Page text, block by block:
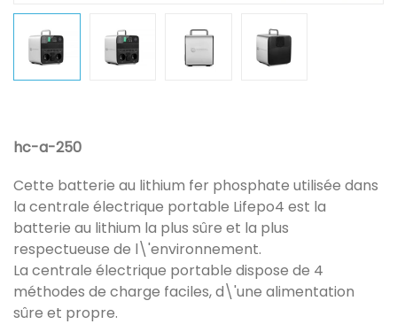
hc-a-250
Cette batterie au lithium fer phosphate utilisée dans
la centrale électrique portable Lifepo4 est la
batterie au lithium la plus sûre et la plus
respectueuse de l\'environnement.
La centrale électrique portable dispose de 4
méthodes de charge faciles, d\'une alimentation
sûre et propre.